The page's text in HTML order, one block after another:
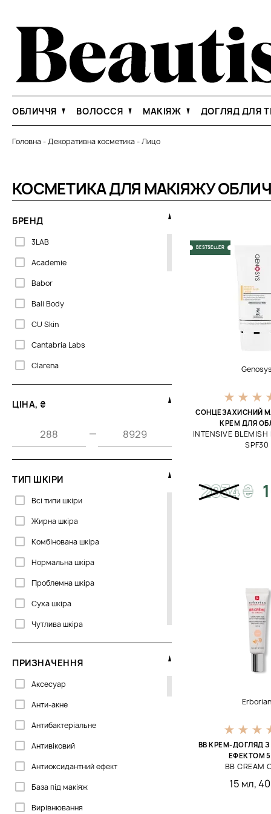
ОБЛИЧЧЯ ВОЛОССЯ МАКІЯЖ ДОГЛЯД ДЛЯ
Головна-Декоративна косметика-Лицо
КОСМЕТИКА ДЛЯ МАКІЯЖУ
БРЕНД
3LAB
Academie
Babor
Bali Body
CU Skin
Cantabria Labs
Clarena
Colorescience
Davines
Dr.Spiller
ЦІНА, ₴
—
ТИП ШКІРИ
Всі типи шкіри
Жирна шкіра
Комбінована шкіра
Нормальна шкіра
Проблемна шкіра
Суха шкіра
Чутлива шкіра
ПРИЗНАЧЕННЯ
Аксесуар
Анти-акне
Антибактеріальне
Антивіковий
Антиоксидантний ефект
База під макіяж
Вирівнювання
BESTSELLER
Genosys
СОНЦЕЗАХИСНИЙ
КРЕМ ДЛЯ
INTENSIVE
SPF30
2034₴
Erborian
BB КРЕМ-ДОГЛЯД
ЕФЕКТОМ
BB CREAM
15 мл,